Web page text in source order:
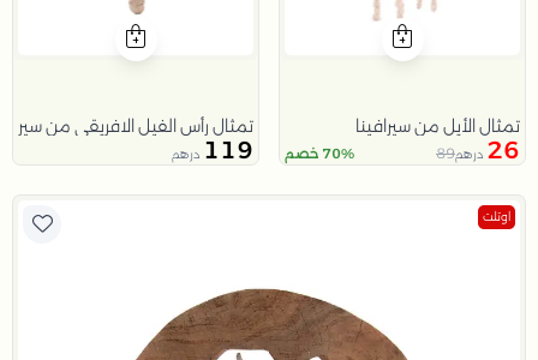
تمثال الأيل من سيرافينا
26 درهم89 70% خصم
تمثال رأس الفيل الافريقي من
119 درهم
اوتلت